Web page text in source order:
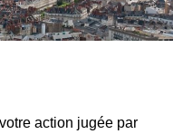
action jugée par